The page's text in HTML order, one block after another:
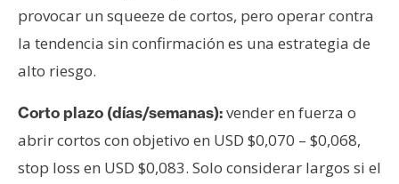
provocar un squeeze de cortos, pero operar contra
la tendencia sin confirmación es una estrategia de
alto riesgo.
Corto plazo (días/semanas):vender en fuerza o
abrir cortos con objetivo en USD $0,070 – $0,068,
stop loss en USD $0,083. Solo considerar largos si el